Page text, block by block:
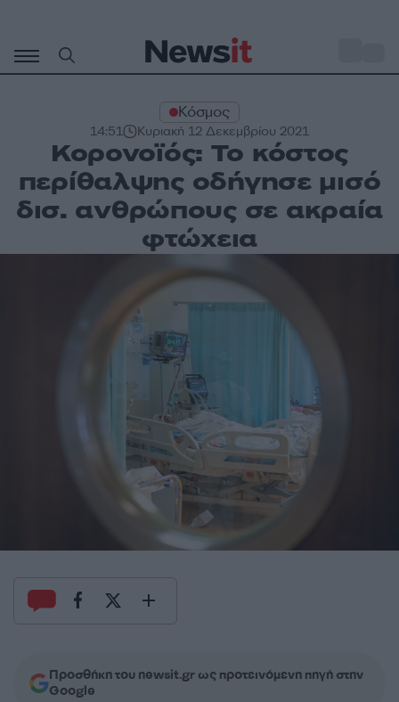
περιεχόμενο
Κόσμος
14:51 Κυριακή 12 Δεκεμβρίου 2021
Κορονοϊός: Το κόστος
περίθαλψης οδήγησε μισό
δισ. ανθρώπους σε ακραία
φτώχεια
Προσθήκη του newsit.gr ως προτεινόμενη πηγή στην
Google